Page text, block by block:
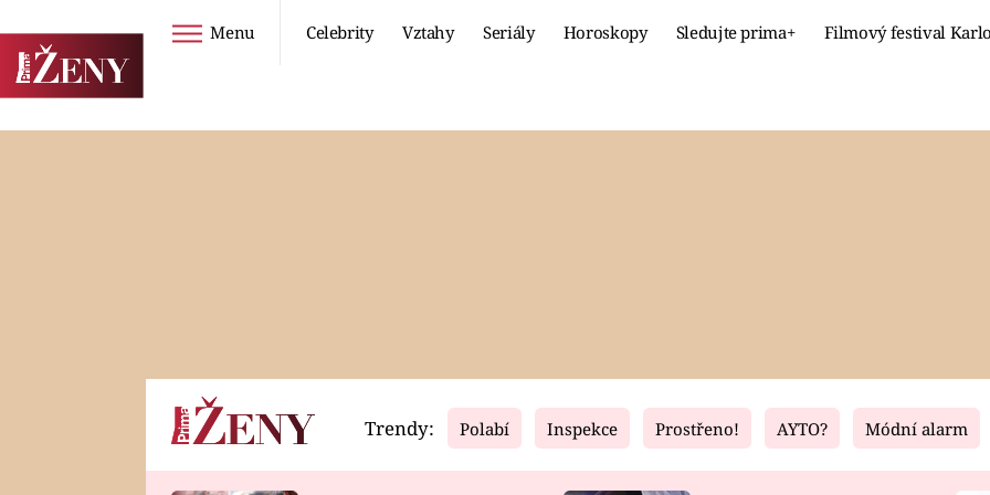
Menu Celebrity Vztahy Seriály Horoskopy Sledujte prima+ Filmový festival
Horoskopy Video Fresh Living
Trendy: Polabí Inspekce Prostřeno! AYTO? Módní alarm